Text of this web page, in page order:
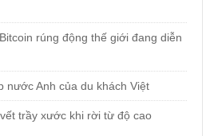
rúng động thế giới đang diễn
nước Anh của du khách Việt
trầy xước khi rời từ độ cao